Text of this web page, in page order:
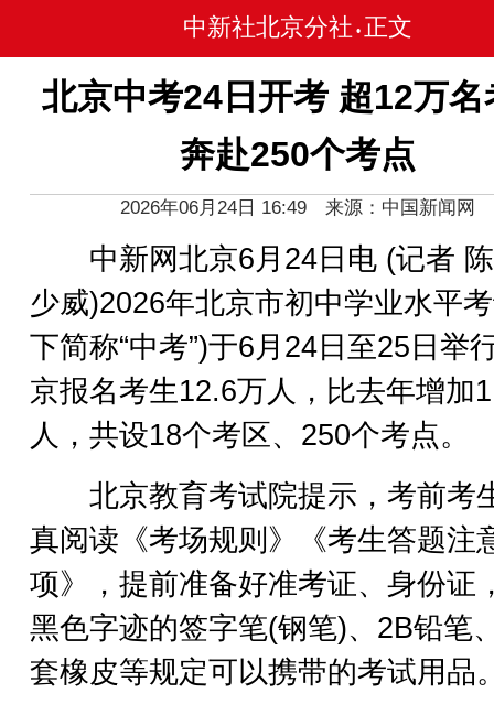
中新社北京分社 • 正文
北京中考24日开考 超12万名
奔赴250个考点
2026年06月24日 16:49 来源：中国新闻网
中新网北京6月24日电 (记者
少威)2026年北京市初中学业水平
下简称“中考”)于6月24日至25日举
京报名考生12.6万人，比去年增加
人，共设18个考区、250个考点。
北京教育考试院提示，考前考
真阅读《考场规则》《考生答题注
项》，提前准备好准考证、身份证
黑色字迹的签字笔(钢笔)、2B铅笔
套橡皮等规定可以携带的考试用品